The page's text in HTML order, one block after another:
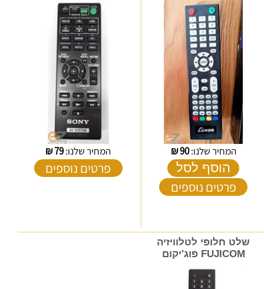
המחיר שלנו:90
₪
הוסף לסל
פרטים נוספים
המחיר שלנו:79
₪
פרטים נוספים
שלט חלופי לטלוויזיה
FUJICOM פוג'יקום